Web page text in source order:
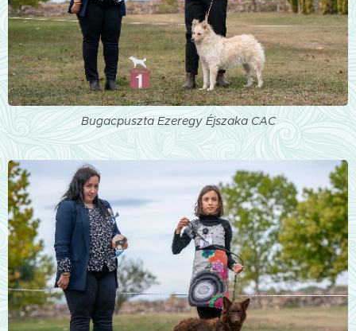
Bugacpuszta Ezeregy Éjszaka CAC